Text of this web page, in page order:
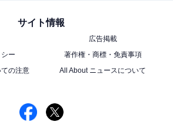
サイト情報
広告掲載
ー
著作権・商標・免責事項
の注意
All About ニュースについて